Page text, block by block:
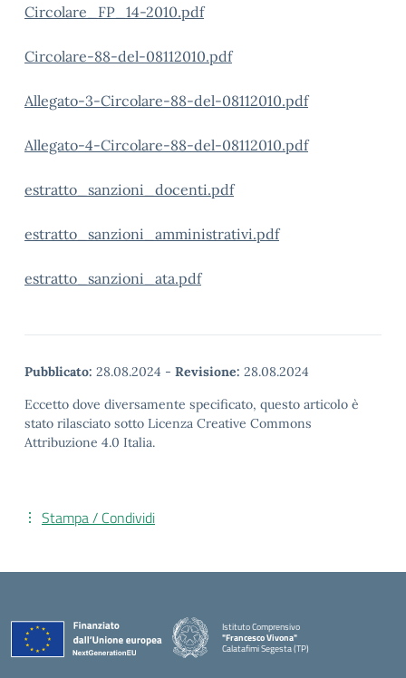
Circolare_FP_14-2010.pdf
Circolare-88-del-08112010.pdf
Allegato-3-Circolare-88-del-08112010.pdf
Allegato-4-Circolare-88-del-08112010.pdf
estratto_sanzioni_docenti.pdf
estratto_sanzioni_amministrativi.pdf
estratto_sanzioni_ata.pdf
Pubblicato: 28.08.2024 - Revisione: 28.08.2024
Eccetto dove diversamente specificato, questo articolo è
stato rilasciato sotto Licenza Creative Commons
Attribuzione 4.0 Italia.
Stampa / Condividi
Istituto Comprensivo
"Francesco Vivona"
Calatafimi Segesta (TP)
— Visita la pagina iniziale della scuola